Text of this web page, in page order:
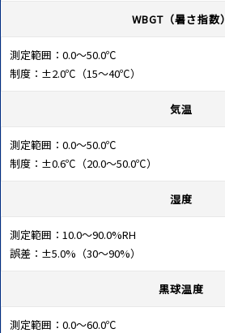
WBGT（暑さ指数）
測定範囲：0.0～50.0℃
制度：±2.0℃（15～40℃）
気温
測定範囲：0.0～50.0℃
制度：±0.6℃（20.0～50.0℃）
湿度
測定範囲：10.0～90.0%RH
誤差：±5.0%（30～90%）
黒球温度
測定範囲：0.0～60.0℃